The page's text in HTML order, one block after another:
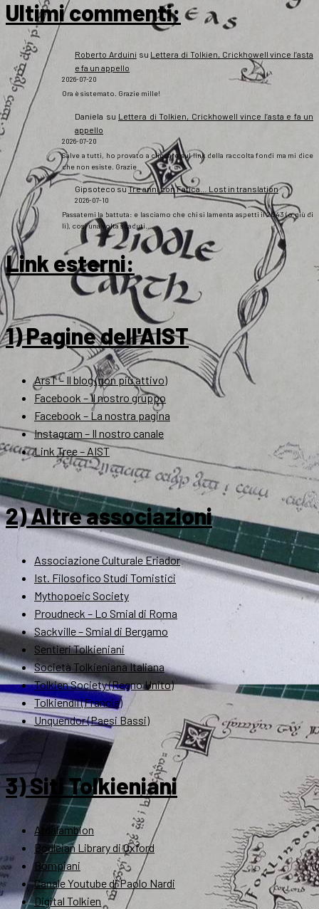
Ultimi commenti:
Roberto Arduini su Lettera di Tolkien, Crickhowell vince l’asta
e fa un appello
2026-07-20
Ora è sistemato. Grazie mille!
Daniela su Lettera di Tolkien, Crickhowell vince l’asta e fa un
appello
2026-07-20
Salve a tutti, ho provato a cliccare sul link della raccolta fondi ma mi dice
che non esiste. Grazie
GipsotecosuTre anni con Fatica… Lost in translation
2026-07-10
Passatemi la battuta: e lasciamo che chi si lamenta aspetti il 2043 (o giù di
lì), così una volta scaduti…
Link esterni:
1) Pagine dell'AIST
ArsT – Il blog (non più attivo)
Facebook – Il nostro gruppo
Facebook – La nostra pagina
Instagram – Il nostro canale
Link Tree – AIST
2) Altre associazioni
Associazione Culturale Eriador
Ist. Filosofico Studi Tomistici
Mythopoeic Society
Proudneck – Lo Smial di Roma
Sackville – Smial di Bergamo
Sentieri Tolkieniani
Società Tolkieniana Italiana
Tolkien Society (Regno Unito)
Tolkiendil (Francia)
Unquendor (Paesi Bassi)
3) Siti Tolkieniani
Ardalambion
Bodleian Library di Oxford
Bompiani
Canale Youtube di Paolo Nardi
Digital Tolkien